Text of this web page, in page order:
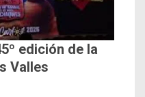
edición de la
Valles